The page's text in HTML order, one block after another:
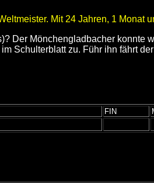
Mit 24 Jahren, 1
Der Mönchengladbacher konnte
Schulterblatt zu. Führ ihn fährt
FIN